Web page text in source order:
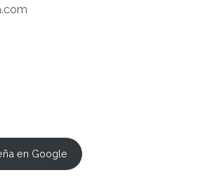
en Google